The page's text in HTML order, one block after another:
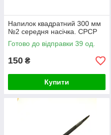
Напилок квадратний 300 мм
№2 середня насічка. СРСР
Готово до відправки 39 од.
150 ₴
Купити